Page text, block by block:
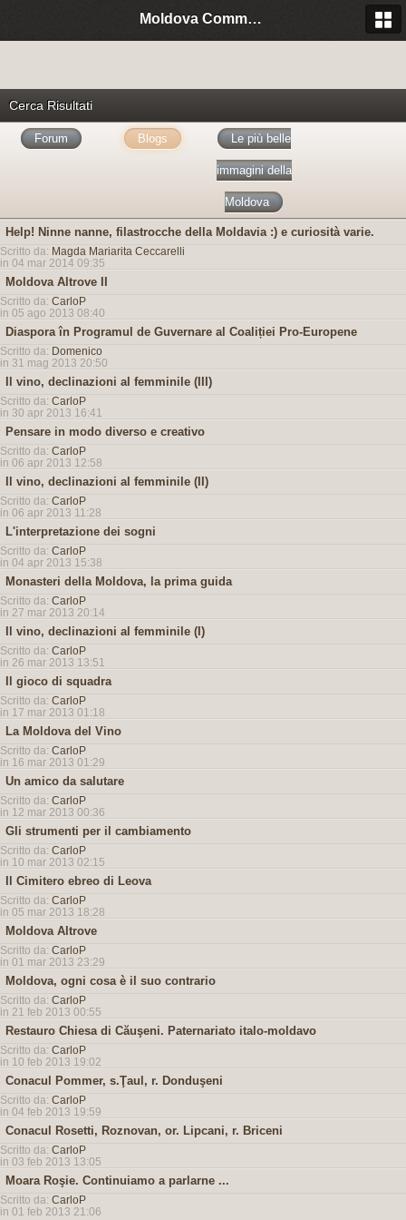
Moldova Community Italia
Cerca Risultati
Forum Blogs Le più belle
immagini della
Moldova
Help! Ninne nanne, filastrocche della Moldavia :) e curiosità varie.
Scritto da: Magda Mariarita Ceccarelli
in 04 mar 2014 09:35
Moldova Altrove II
Scritto da: CarloP
in 05 ago 2013 08:40
Diaspora în Programul de Guvernare al Coaliției Pro-Europene
Scritto da: Domenico
in 31 mag 2013 20:50
Il vino, declinazioni al femminile (III)
Scritto da: CarloP
in 30 apr 2013 16:41
Pensare in modo diverso e creativo
Scritto da: CarloP
in 06 apr 2013 12:58
Il vino, declinazioni al femminile (II)
Scritto da: CarloP
in 06 apr 2013 11:28
L'interpretazione dei sogni
Scritto da: CarloP
in 04 apr 2013 15:38
Monasteri della Moldova, la prima guida
Scritto da: CarloP
in 27 mar 2013 20:14
Il vino, declinazioni al femminile (I)
Scritto da: CarloP
in 26 mar 2013 13:51
Il gioco di squadra
Scritto da: CarloP
in 17 mar 2013 01:18
La Moldova del Vino
Scritto da: CarloP
in 16 mar 2013 01:29
Un amico da salutare
Scritto da: CarloP
in 12 mar 2013 00:36
Gli strumenti per il cambiamento
Scritto da: CarloP
in 10 mar 2013 02:15
Il Cimitero ebreo di Leova
Scritto da: CarloP
in 05 mar 2013 18:28
Moldova Altrove
Scritto da: CarloP
in 01 mar 2013 23:29
Moldova, ogni cosa è il suo contrario
Scritto da: CarloP
in 21 feb 2013 00:55
Restauro Chiesa di Căuşeni. Paternariato italo-moldavo
Scritto da: CarloP
in 10 feb 2013 19:02
Conacul Pommer, s.Ţaul, r. Donduşeni
Scritto da: CarloP
in 04 feb 2013 19:59
Conacul Rosetti, Roznovan, or. Lipcani, r. Briceni
Scritto da: CarloP
in 03 feb 2013 13:05
Moara Roşie. Continuiamo a parlarne ...
Scritto da: CarloP
in 01 feb 2013 21:06